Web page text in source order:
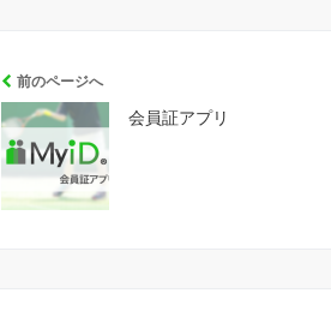
前のページへ
会員証アプリ